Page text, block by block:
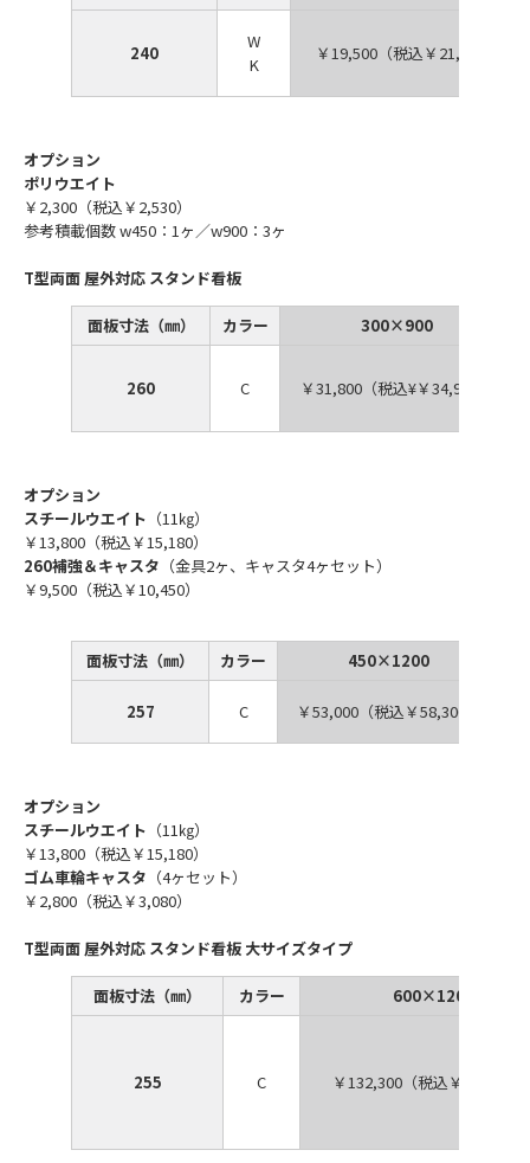
240
W
K
￥19,500（税込￥21,450）
オプション
ポリウエイト
￥2,300（税込￥2,530）
参考積載個数 w450：1ヶ／w900：3ヶ
T型両面 屋外対応 スタンド看板
面板寸法（㎜） カラー 300×900
260 C ￥31,800（税込¥￥34,980）
オプション
スチールウエイト （11㎏）
￥13,800（税込￥15,180）
260補強＆キャスタ （金具2ヶ、キャスタ4ヶセット）
￥9,500（税込￥10,450）
面板寸法（㎜） カラー 450×1200
257 C ￥53,000（税込￥58,300）
オプション
スチールウエイト （11㎏）
￥13,800（税込￥15,180）
ゴム車輪キャスタ （4ヶセット）
￥2,800（税込￥3,080）
T型両面 屋外対応 スタンド看板 大サイズタイプ
面板寸法（㎜） カラー 600×1200
255 C ￥132,300（税込￥145,530